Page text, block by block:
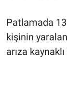
Patlamada
kişinin
arıza